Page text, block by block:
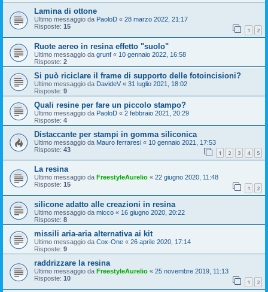
Lamina di ottone
Ultimo messaggio da PaoloD « 28 marzo 2022, 21:17
Risposte: 15 1 2
Ruote aereo in resina effetto "suolo"
Ultimo messaggio da grunf « 10 gennaio 2022, 16:58
Risposte: 2
Si può riciclare il frame di supporto delle fotoincisioni?
Ultimo messaggio da DavideV « 31 luglio 2021, 18:02
Risposte: 9
Quali resine per fare un piccolo stampo?
Ultimo messaggio da PaoloD « 2 febbraio 2021, 20:29
Risposte: 4
Distaccante per stampi in gomma siliconica
Ultimo messaggio da Mauro ferraresi « 10 gennaio 2021, 17:53
Risposte: 43 1 2 3 4 5
La resina
Ultimo messaggio da FreestyleAurelio « 22 giugno 2020, 11:48
Risposte: 15 1 2
silicone adatto alle creazioni in resina
Ultimo messaggio da micco « 16 giugno 2020, 20:22
Risposte: 8
missili aria-aria alternativa ai kit
Ultimo messaggio da Cox-One « 26 aprile 2020, 17:14
Risposte: 9
raddrizzare la resina
Ultimo messaggio da FreestyleAurelio « 25 novembre 2019, 11:13
Risposte: 10 1 2